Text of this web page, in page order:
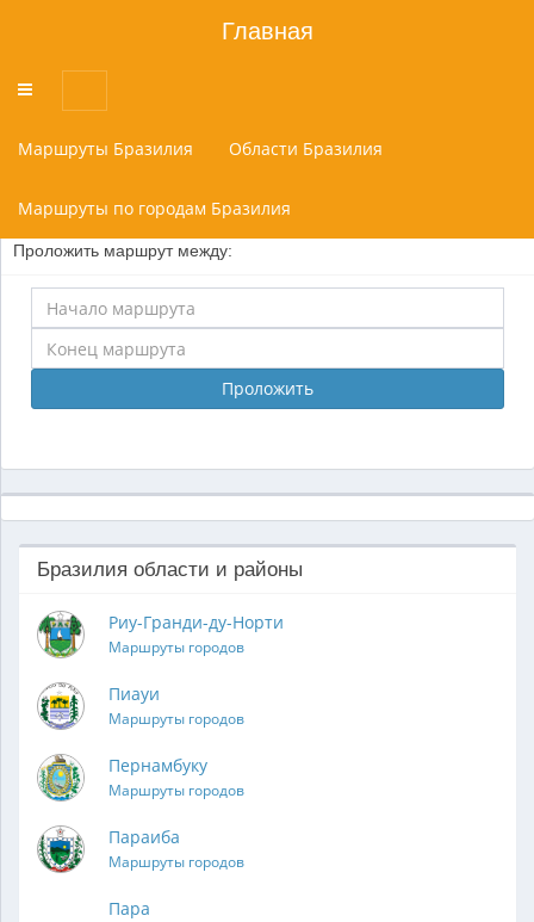
Главная
Переключатель
меню
Маршруты Бразилия Области Бразилия
Маршруты по городам Бразилия
Проложить маршрут между:
Проложить
Бразилия области и районы
Риу-Гранди-ду-Норти
Маршруты городов
Пиауи
Маршруты городов
Пернамбуку
Маршруты городов
Параиба
Маршруты городов
Пара